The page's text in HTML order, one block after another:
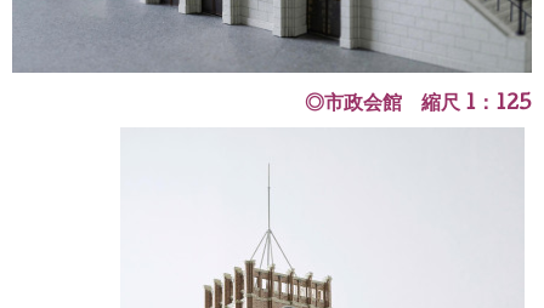
◎市政会館 縮尺 1：125